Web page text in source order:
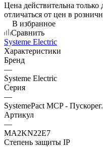
Цена действительна
отличаться от цен в
В избранное
Сравнить
Systeme Electric
Характеристики
Бренд
—
Systeme Electric
Серия
—
SystemePact MCP -
Артикул
—
MA2KN22E7
Степень защиты IP